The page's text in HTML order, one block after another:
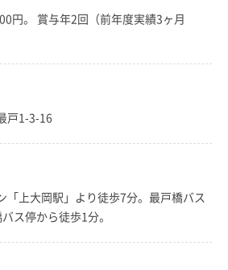
円。 賞与年2回（前年度実績3ヶ月
戸1-3-16
「上大岡駅」より徒歩7分。最戸橋バス
ス停から徒歩1分。